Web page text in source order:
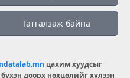
Татгалзаж байна
цахим хуудсыг
доорх нөхцөлийг хүлээн